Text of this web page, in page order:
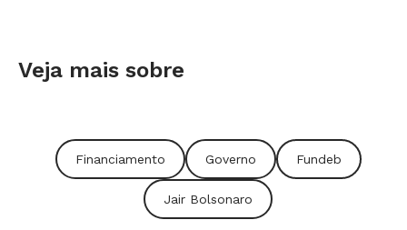
continuada, o transporte escolar, o material
didático, a construção de novas escolas e sua
manutenção, da creche ao Ensino Médio.
Veja mais sobre
Financiamento Governo Fundeb
Jair Bolsonaro